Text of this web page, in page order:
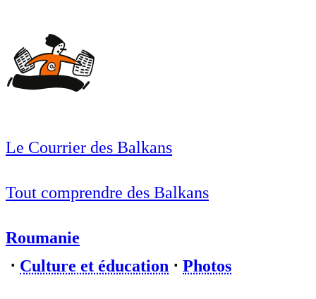
Le Courrier des Balkans
Tout comprendre des Balkans
Roumanie
⋅ Culture et éducation ⋅ Photos